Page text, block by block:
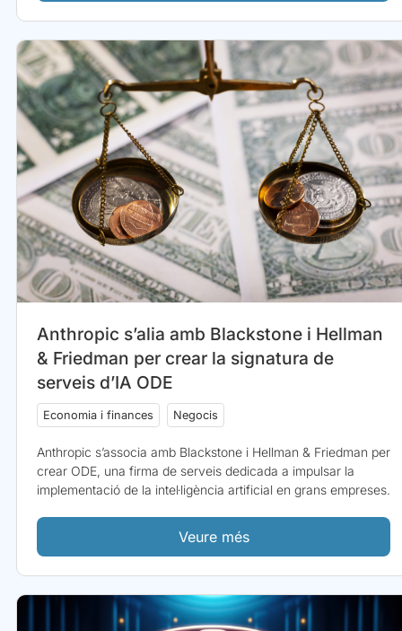
Anthropic s’alia amb Blackstone i Hellman
& Friedman per crear la signatura de
serveis d’IA ODE
Economia i finances Negocis
Anthropic s’associa amb Blackstone i Hellman & Friedman per
crear ODE, una firma de serveis dedicada a impulsar la
implementació de la intel·ligència artificial en grans empreses.
Veure més